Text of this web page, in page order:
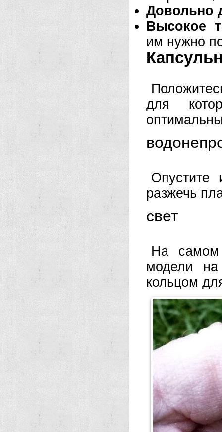
Довольно
Высокое
им нужно
для
разжечь
свет
На самом
модели
кольцом